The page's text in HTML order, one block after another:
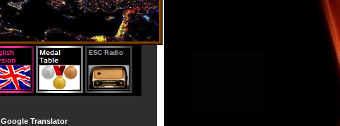
Google Translator